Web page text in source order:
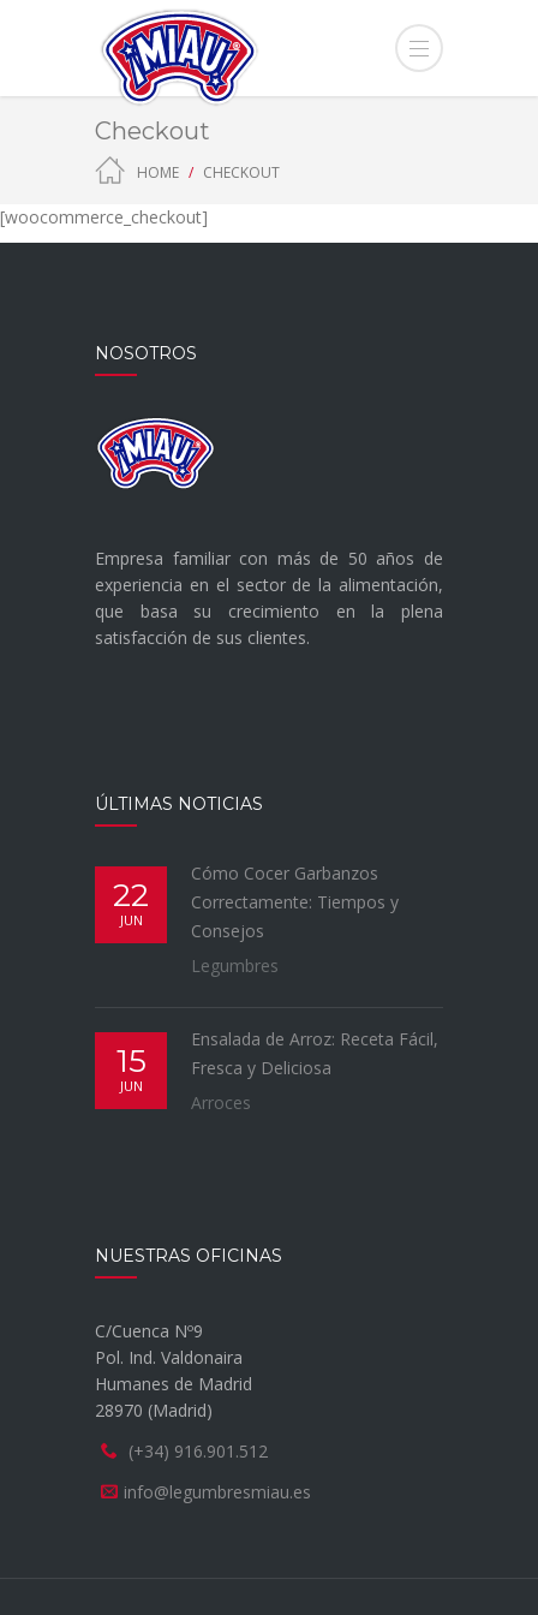
Checkout
HOME CHECKOUT
[woocommerce_checkout]
NOSOTROS
Empresa familiar con más de 50 años de
experiencia en el sector de la alimentación,
que basa su crecimiento en la plena
satisfacción de sus clientes.
ÚLTIMAS NOTICIAS
22
JUN
Cómo Cocer Garbanzos
Correctamente: Tiempos y
Consejos
Legumbres
15
JUN
Ensalada de Arroz: Receta Fácil,
Fresca y Deliciosa
Arroces
NUESTRAS OFICINAS
C/Cuenca Nº9
Pol. Ind. Valdonaira
Humanes de Madrid
28970 (Madrid)
(+34) 916.901.512
info@legumbresmiau.es